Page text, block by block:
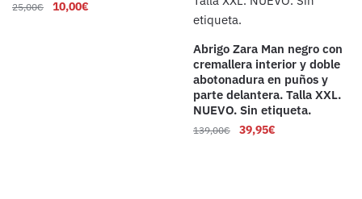
25,00€ 10,00€
Abrigo Zara Man negro con
cremallera interior y doble
abotonadura en puños y
parte delantera. Talla XXL.
NUEVO. Sin etiqueta.
139,00€ 39,95€